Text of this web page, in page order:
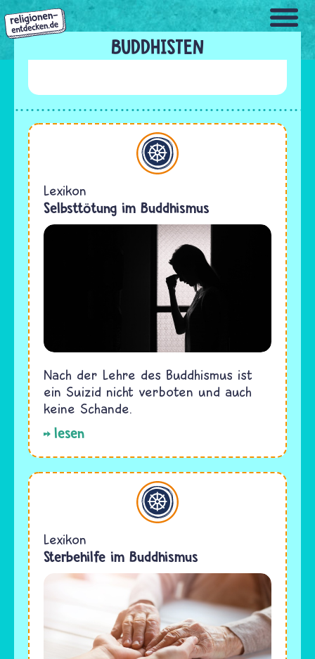
Direkt
zum
Inhalt
BUDDHISTEN
Buddhismus
Lexikon
Selbsttötung im Buddhismus
Nach der Lehre des Buddhismus ist
ein Suizid nicht verboten und auch
keine Schande.
lesen
Buddhismus
Lexikon
Sterbehilfe im Buddhismus